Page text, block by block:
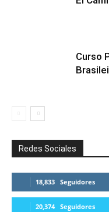
Curso
Redes Sociales
18,833 Seguidores
20,374 Seguidores